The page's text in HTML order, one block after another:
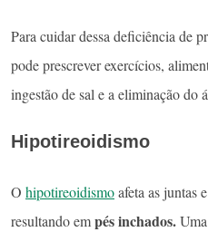
Para cuidar dessa deficiência de
pode prescrever exercícios,
ingestão de sal e a eliminação do
Hipotireoidismo
O hipotireoidismoafeta as juntas
resultando empés inchados.